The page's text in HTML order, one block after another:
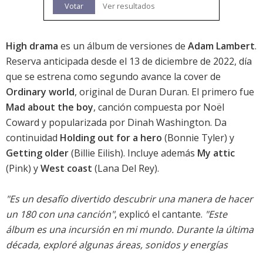
Votar Ver resultados
High drama es un álbum de versiones de Adam Lambert.
Reserva anticipada desde el 13 de diciembre de 2022, día
que se estrena como segundo avance la cover de
Ordinary world, original de Duran Duran. El primero fue
Mad about the boy, canción compuesta por Noël
Coward y popularizada por Dinah Washington. Da
continuidad Holding out for a hero (Bonnie Tyler) y
Getting older(Billie Eilish). Incluye además My attic
(Pink) yWest coast (Lana Del Rey).
"Es un desafío divertido descubrir una manera de hacer
un 180 con una canción", explicó el cantante. "Este
álbum es una incursión en mi mundo. Durante la última
década, exploré algunas áreas, sonidos y energías